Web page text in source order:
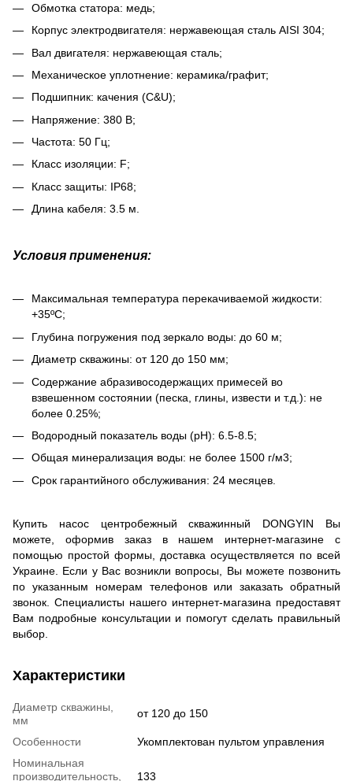
Обмотка статора: медь;
Корпус электродвигателя: нержавеющая сталь AISI 304;
Вал двигателя: нержавеющая сталь;
Механическое уплотнение: керамика/графит;
Подшипник: качения (C&U);
Напряжение: 380 В;
Частота: 50 Гц;
Класс изоляции: F;
Класс защиты: IP68;
Длина кабеля: 3.5 м.
Условия применения:
Максимальная температура перекачиваемой жидкости:
+35ºС;
Глубина погружения под зеркало воды: до 60 м;
Диаметр скважины: от 120 до 150 мм;
Содержание абразивосодержащих примесей во
взвешенном состоянии (песка, глины, извести и т.д.): не
более 0.25%;
Водородный показатель воды (рН): 6.5-8.5;
Общая минерализация воды: не более 1500 г/м3;
Срок гарантийного обслуживания: 24 месяцев.
Купить насос центробежный скважинный DONGYIN Вы
можете, оформив заказ в нашем интернет-магазине с
помощью простой формы, доставка осуществляется по всей
Украине. Если у Вас возникли вопросы, Вы можете позвонить
по указанным номерам телефонов или заказать обратный
звонок. Специалисты нашего интернет-магазина предоставят
Вам подробные консультации и помогут сделать правильный
выбор.
Характеристики
Диаметр скважины,
мм
от 120 до 150
Особенности
Укомплектован пультом управления
Номинальная
производительность,
133